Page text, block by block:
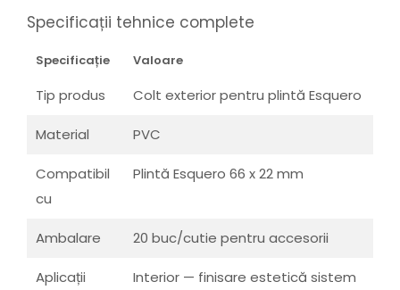
Specificații tehnice complete
Specificație Valoare
Tip produs Colt exterior pentru plintă Esquero
Material PVC
Compatibil
cu
Plintă Esquero 66 x 22 mm
Ambalare 20 buc/cutie pentru accesorii
Aplicații
Interior — finisare estetică sistem